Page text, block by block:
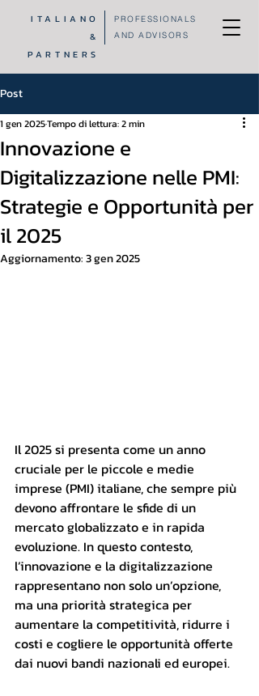
ITALIANO
&
PARTNERS
PROFESSIONALS
AND ADVISORS
Post
Innovazione e
Digitalizzazione nelle PMI:
Strategie e Opportunità per
il 2025
1 gen 2025Tempo di lettura: 2 min
Aggiornamento:3 gen 2025
Il 2025 si presenta come un anno
cruciale per le piccole e medie
imprese (PMI) italiane, che sempre più
devono affrontare le sfide di un
mercato globalizzato e in rapida
evoluzione. In questo contesto,
l’innovazione e la digitalizzazione
rappresentano non solo un’opzione,
ma una priorità strategica per
aumentare la competitività, ridurre i
costi e cogliere le opportunità offerte
dai nuovi bandi nazionali ed europei.